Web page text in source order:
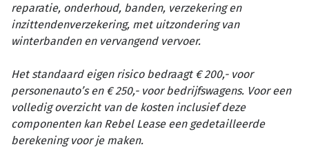
reparatie, onderhoud, banden, verzekering en
inzittendenverzekering, met uitzondering van
winterbanden en vervangend vervoer.
Het standaard eigen risico bedraagt € 200,- voor
personenauto’s en € 250,- voor bedrijfswagens. Voor een
volledig overzicht van de kosten inclusief deze
componenten kan Rebel Lease een gedetailleerde
berekening voor je maken.